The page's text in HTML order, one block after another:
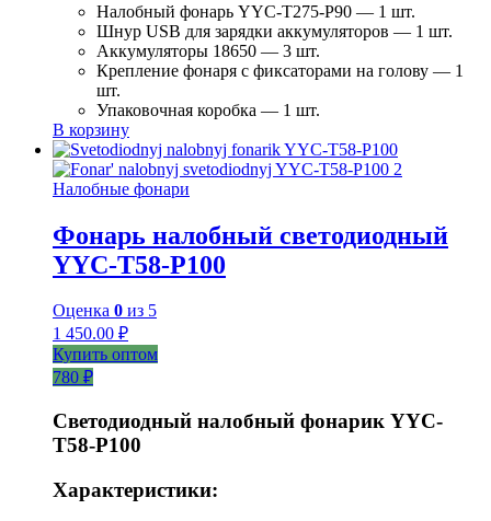
Налобный фонарь YYC-T275-P90 — 1 шт.
Шнур USB для зарядки аккумуляторов — 1 шт.
Аккумуляторы 18650 — 3 шт.
Крепление фонаря с фиксаторами на голову — 1
шт.
Упаковочная коробка — 1 шт.
В корзину
Налобные фонари
Фонарь налобный светодиодный
YYC-T58-P100
Оценка 0 из 5
1 450.00 ₽
Купить оптом
780 ₽
Светодиодный налобный фонарик YYC-
T58-P100
Характеристики: